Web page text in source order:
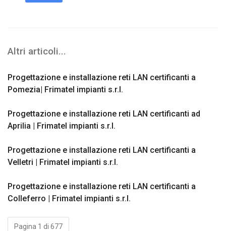
Altri articoli...
Progettazione e installazione reti LAN certificanti a
Pomezia| Frimatel impianti s.r.l.
Progettazione e installazione reti LAN certificanti ad
Aprilia | Frimatel impianti s.r.l.
Progettazione e installazione reti LAN certificanti a
Velletri | Frimatel impianti s.r.l.
Progettazione e installazione reti LAN certificanti a
Colleferro | Frimatel impianti s.r.l.
Pagina 1 di 677